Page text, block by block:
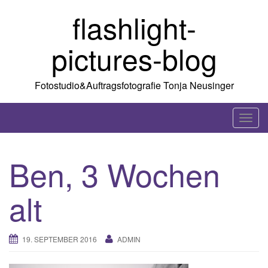
flashlight-
pictures-blog
Fotostudio&Auftragsfotografie Tonja Neusinger
T
o
Ben, 3 Wochen
alt
19. SEPTEMBER 2016 ADMIN